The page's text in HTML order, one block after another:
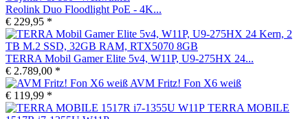
Reolink Duo Floodlight PoE - 4K...
€ 229,95 *
TERRA Mobil Gamer Elite 5v4, W11P, U9-275HX 24...
€ 2.789,00 *
AVM Fritz! Fon X6 weiß
€ 119,99 *
TERRA MOBILE